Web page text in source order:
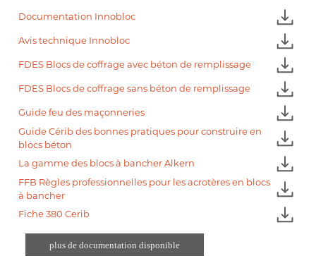
Documentation Innobloc
Guide Cérib des bonnes pratiques pour construire en
blocs béton
Avis technique Innobloc
La gamme des blocs à bancher Alkern
FDES Blocs de coffrage avec béton de remplissage
FFB Règles professionnelles pour les acrotères en blocs
à bancher
FDES Blocs de coffrage sans béton de remplissage
Fiche 380 Cerib
Guide feu des maçonneries
plus de documentation disponible